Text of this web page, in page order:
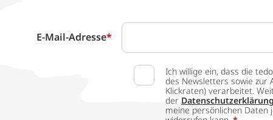
E-Mail-Adresse*
Ich willige ein, dass die
des Newsletters sowie zur
Klickraten) verarbeitet.
der Datenschutzerklärung
meine persönlichen Daten